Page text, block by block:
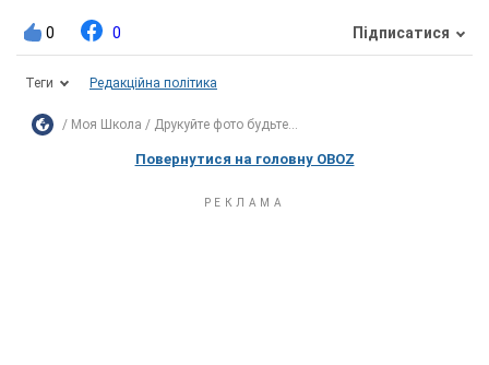
0 0 Підписатися
Теги Редакційна політика
Моя Школа Друкуйте фото будьте...
Повернутися на головну OBOZ